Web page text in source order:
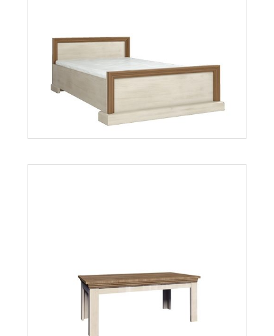
Royal KS5
Royal L1